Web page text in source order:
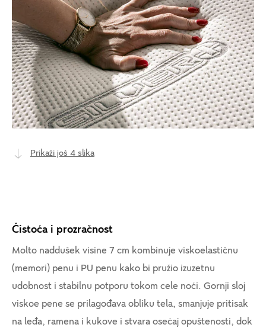
Prikaži još 4 slika
Čistoća i prozračnost
Molto naddušek visine 7 cm kombinuje viskoelastičnu
(memori) penu i PU penu kako bi pružio izuzetnu
udobnost i stabilnu potporu tokom cele noći. Gornji sloj
viskoe pene se prilagođava obliku tela, smanjuje pritisak
na leđa, ramena i kukove i stvara osećaj opuštenosti, dok